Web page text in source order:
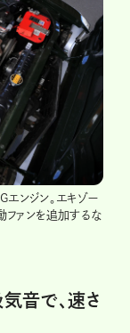
エンジン。エキゾー
ファンを追加するな
音で、速さ